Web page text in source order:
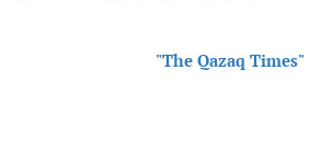
"The Qazaq Times"